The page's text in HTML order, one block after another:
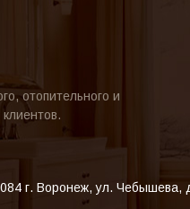
отопительного и
г. Воронеж,ул. Чебышева,